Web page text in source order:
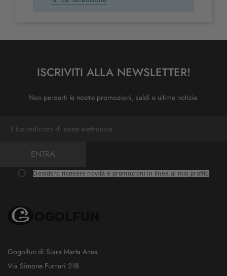
ISCRIVITI ALLA NEWSLETTER!
Non perderti le nostre promozioni, saldi e ultime notizie.
ENTRA
Desidero ricevere novità e promozioni in linea al mio profilo
Gogolfun di Siara Marta Anna
Via Simone Furnari 21B